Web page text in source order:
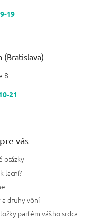
9-19
(Bratislava)
8
21
vás
otázky
lacní?
druhy vôní
parfém vášho srdca